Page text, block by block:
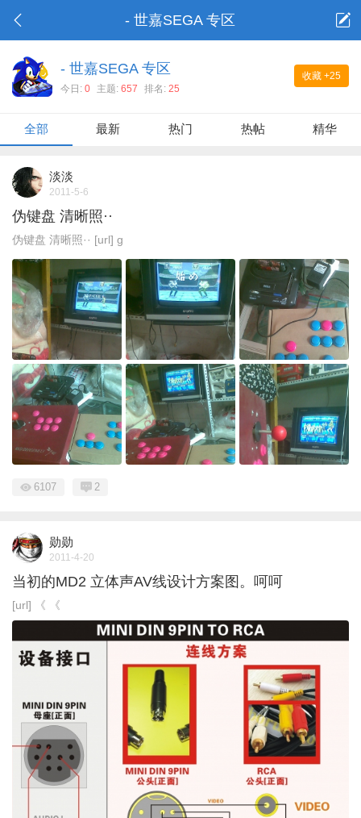
- 世嘉SEGA 专区
收藏 +25
- 世嘉SEGA 专区
今日: 0 主题: 657 排名: 25
全部 最新 热门 热帖 精华
淡淡
2011-5-6
伪键盘 清晰照··
伪键盘 清晰照·· [url] g
6107 2
勋勋
2011-4-20
当初的MD2 立体声AV线设计方案图。呵呵
[url] 《 《